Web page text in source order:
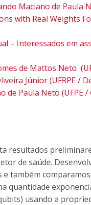
Maciano de Paula
with Real Weights
– Interessados em
de Mattos Neto
Júnior (UFRPE /
de Paula Neto (UFPE
resultados
de saúde.
e também
quantidade
usando a